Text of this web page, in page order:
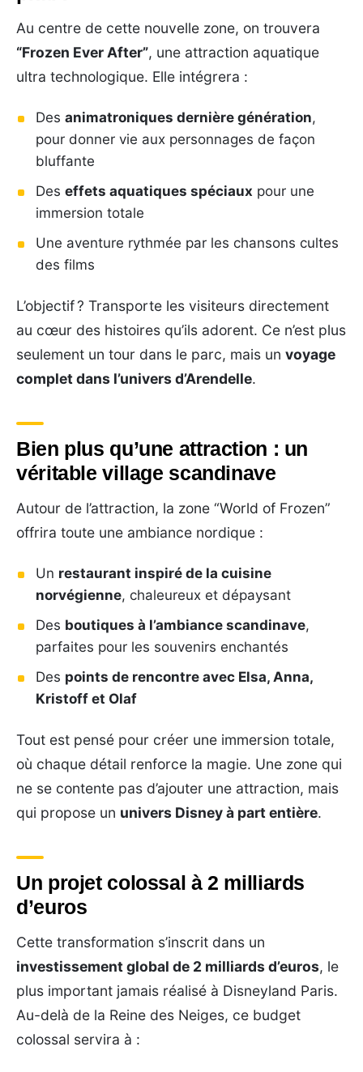
Au centre de cette nouvelle zone, on trouvera
“Frozen Ever After”, une attraction aquatique
ultra technologique. Elle intégrera :
Des animatroniques dernière génération,
pour donner vie aux personnages de façon
bluffante
Des effets aquatiques spéciaux pour une
immersion totale
Une aventure rythmée par les chansons cultes
des films
L’objectif ? Transporte les visiteurs directement
au cœur des histoires qu’ils adorent. Ce n’est plus
seulement un tour dans le parc, mais un voyage
complet dans l’univers d’Arendelle.
Bien plus qu’une attraction : un
véritable village scandinave
Autour de l’attraction, la zone “World of Frozen”
offrira toute une ambiance nordique :
Un restaurant inspiré de la cuisine
norvégienne, chaleureux et dépaysant
Des boutiques à l’ambiance scandinave,
parfaites pour les souvenirs enchantés
Des points de rencontre avec Elsa, Anna,
Kristoff et Olaf
Tout est pensé pour créer une immersion totale,
où chaque détail renforce la magie. Une zone qui
ne se contente pas d’ajouter une attraction, mais
qui propose un univers Disney à part entière.
Un projet colossal à 2 milliards
d’euros
Cette transformation s’inscrit dans un
investissement global de 2 milliards d’euros, le
plus important jamais réalisé à Disneyland Paris.
Au-delà de la Reine des Neiges, ce budget
colossal servira à :